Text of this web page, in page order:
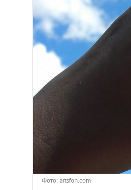
Киев
Лондон
Лос-Анджелес
Фото: artsfon.com